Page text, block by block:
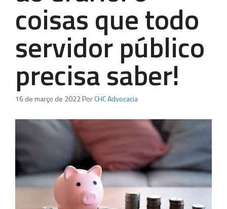
coisas que todo
servidor público
precisa saber!
16 de março de 2022PorCHC Advocacia